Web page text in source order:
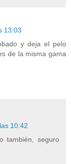
13:03
y deja el pelo
de la misma gama
10:42
también, seguro